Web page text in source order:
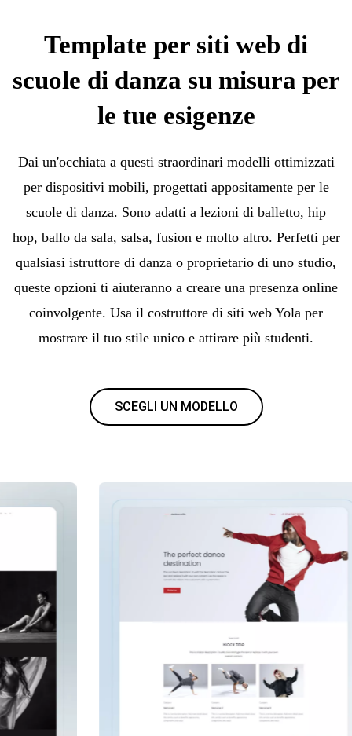
Template per siti web di
scuole di danza su misura per
le tue esigenze
Dai un'occhiata a questi straordinari modelli ottimizzati
per dispositivi mobili, progettati appositamente per le
scuole di danza. Sono adatti a lezioni di balletto, hip
hop, ballo da sala, salsa, fusion e molto altro. Perfetti per
qualsiasi istruttore di danza o proprietario di uno studio,
queste opzioni ti aiuteranno a creare una presenza online
coinvolgente. Usa il costruttore di siti web Yola per
mostrare il tuo stile unico e attirare più studenti.
SCEGLI UN MODELLO